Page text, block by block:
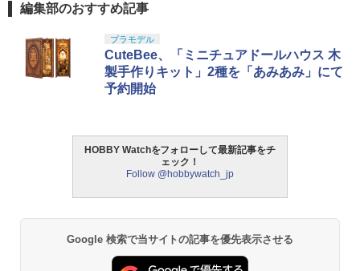
編集部のおすすめ記事
プラモデル
CuteBee、「ミニチュアドールハウス 木
製手作りキット」2種を「あみあみ」にて
予約開始
HOBBY Watchをフォローして最新記事をチ
ェック！
Follow @hobbywatch_jp
Google 検索で当サイトの記事を優先表示させる